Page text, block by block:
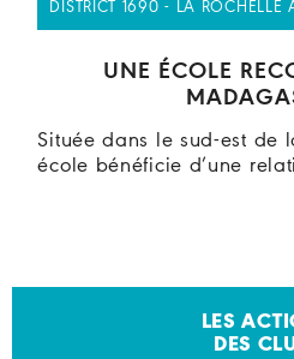
DISTRICT 1690 - LA ROCHELLE
UNE ÉCOLE
Située dans le sud-est de
école bénéficie d’une
LES
DES